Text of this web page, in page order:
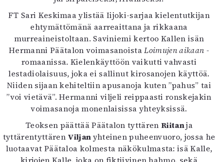
FT Sari Keskimaa ylistää Iijoki-sarjaa kielentutkijan
ehtymättömänä aarreaittana ja rikkaana
murreaineistoltaan. Saviniemi kertoo Kallen isän
Hermanni Päätalon voimasanoistaLoimujen aikaan -
romaanissa. Kielenkäyttöön vaikutti vahvasti
lestadiolaisuus, joka ei sallinut kirosanojen käyttöä.
Niiden sijaan kehiteltiin apusanoja kuten ”pahus” tai
”voi vietävä”. Hermanni viljeli reippaasti ronskejakin
voimasanoja monenlaisissa yhteyksissä.
Teoksen päättää Päätalon tyttären Riitanja
tyttärentyttären Viljanyhteinen puheenvuoro, jossa he
luotaavat Päätaloa kolmesta näkökulmasta: isä Kalle,